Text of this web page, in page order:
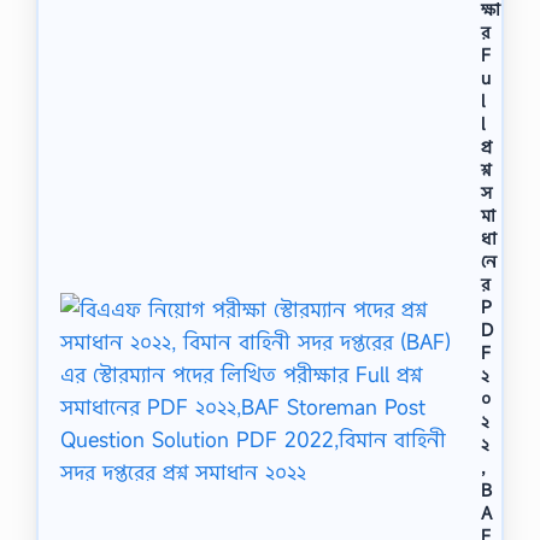
ক্ষা
র
F
u
l
l
প্র
শ্ন
স
মা
ধা
নে
র
P
D
F
২
০
২
২
,
B
A
F